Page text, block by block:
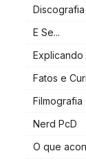
Discografia
E Se...
Explicando
Fatos e
Filmografia
Nerd PcD
O que